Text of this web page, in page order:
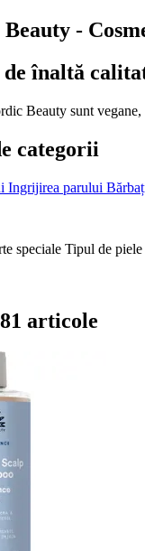
-
înaltă
Beauty sunt
categorii
Ingrijirea parului
speciale Tipul de piele
articole